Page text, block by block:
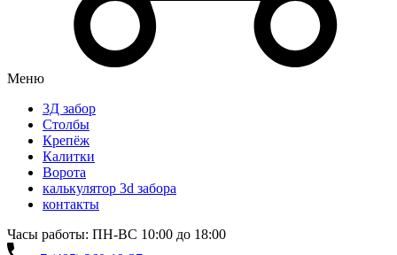
Меню
3Д забор
Столбы
Крепёж
Калитки
Ворота
калькулятор 3d забора
контакты
Часы работы: ПН-ВС 10:00 до 18:00